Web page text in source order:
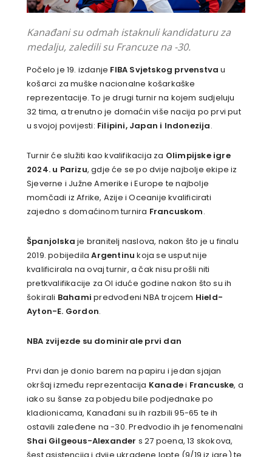
Kanađani su odmah istaknuli kandidaturu za
medalju, zaledili su Francuze na -30.
Počelo je 19. izdanje FIBA Svjetskog prvenstva u
košarci za muške nacionalne košarkaške
reprezentacije. To je drugi turnir na kojem sudjeluju
32 tima, a trenutno je domaćin više nacija po prvi put
u svojoj povijesti: Filipini, Japan i Indonezija.
Turnir će služiti kao kvalifikacija za Olimpijske igre
2024. u Parizu, gdje će se po dvije najbolje ekipe iz
Sjeverne i Južne Amerike i Europe te najbolje
momčadi iz Afrike, Azije i Oceanije kvalificirati
zajedno s domaćinom turnira Francuskom.
Španjolska je branitelj naslova, nakon što je u finalu
2019. pobijedilaArgentinu koja se usput nije
kvalificirala na ovaj turnir, a čak nisu prošli niti
pretkvalifikacije za OI iduće godine nakon što su ih
šokirali Bahami predvođeni NBA trojcem Hield-
Ayton-E. Gordon.
NBA zvijezde su dominirale prvi dan
Prvi dan je donio barem na papiru i jedan sjajan
okršaj između reprezentacija Kanadei Francuske, a
iako su šanse za pobjedu bile podjednake po
kladionicama, Kanađani su ih razbili 95-65 te ih
ostavili zaleđene na -30. Predvodio ih je fenomenalni
Shai Gilgeous-Alexander s 27 poena, 13 skokova,